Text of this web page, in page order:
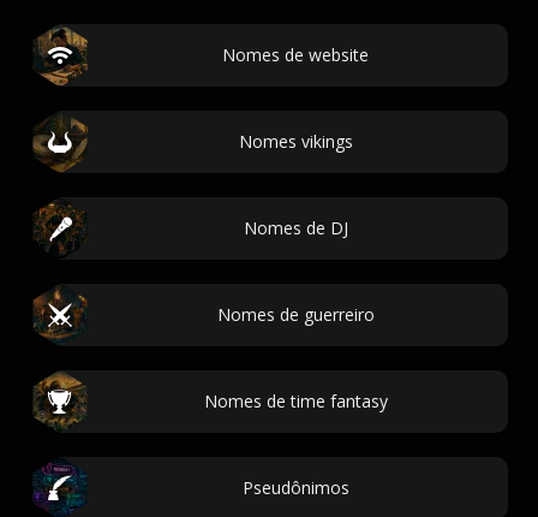
Nomes de website
Nomes vikings
Nomes de DJ
Nomes de guerreiro
Nomes de time fantasy
Pseudônimos